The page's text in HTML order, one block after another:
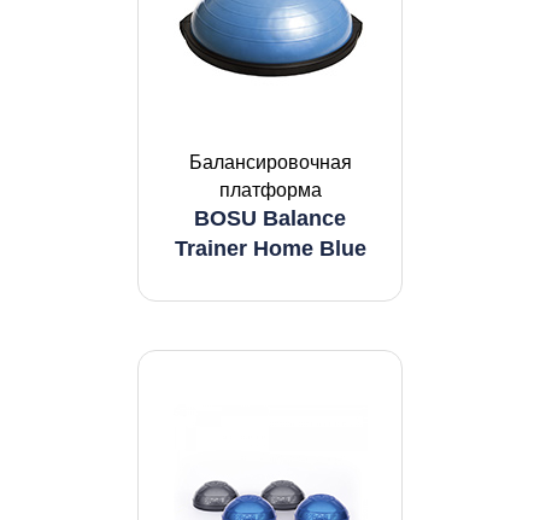
Балансировочная
платформа
BOSU Balance
Trainer Home Blue